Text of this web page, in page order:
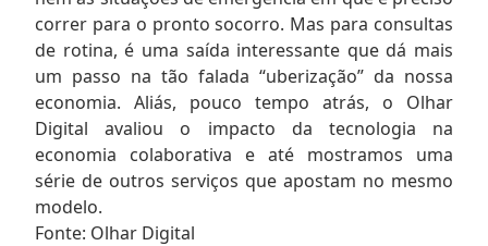
correr para o pronto socorro. Mas para consultas
de rotina, é uma saída interessante que dá mais
um passo na tão falada “uberização” da nossa
economia. Aliás, pouco tempo atrás, o Olhar
Digital avaliou o impacto da tecnologia na
economia colaborativa e até mostramos uma
série de outros serviços que apostam no mesmo
modelo.
Fonte: Olhar Digital